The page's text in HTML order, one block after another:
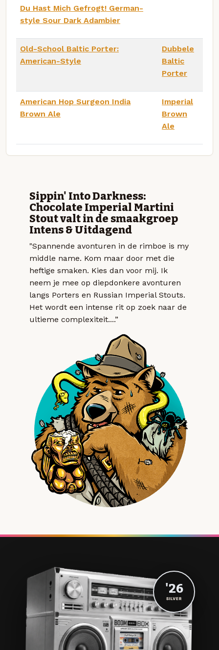
Du Hast Mich Gefrogt! German-
style Sour Dark Adambier
Old-School Baltic Porter:
American-Style
Dubbele
Baltic
Porter
American Hop Surgeon India
Brown Ale
Imperial
Brown
Ale
Sippin' Into Darkness:
Chocolate Imperial Martini
Stout valt in de smaakgroep
Intens & Uitdagend
"Spannende avonturen in de rimboe is my
middle name. Kom maar door met die
heftige smaken. Kies dan voor mij. Ik
neem je mee op diepdonkere avonturen
langs Porters en Russian Imperial Stouts.
Het wordt een intense rit op zoek naar de
ultieme complexiteit....”
'26
SILVER